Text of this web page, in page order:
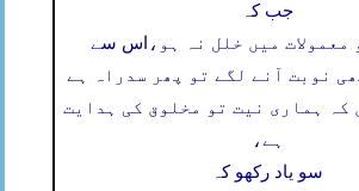
جب کہ
اس سے معمولات میں خلل نہ ہو،
نوبت آنے لگے تو پھر سدراہ ہے
کہ ہماری نیت تو مخلوق کی ہدایت
ہے،
سو یاد رکھو کہ